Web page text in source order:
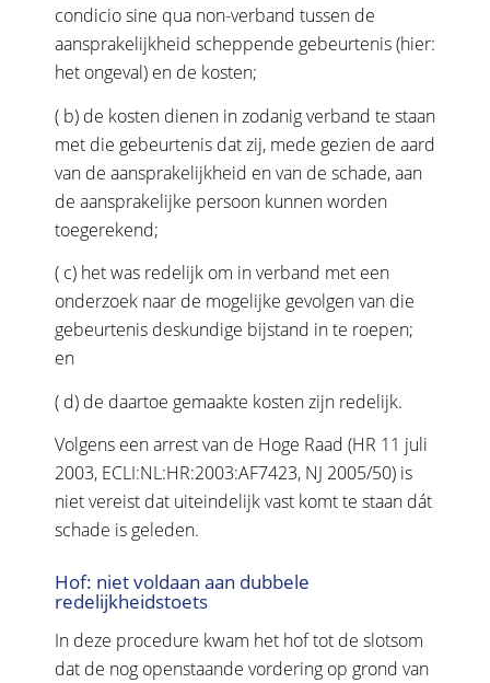
condicio sine qua non-verband tussen de
aansprakelijkheid scheppende gebeurtenis (hier:
het ongeval) en de kosten;
( b) de kosten dienen in zodanig verband te staan
met die gebeurtenis dat zij, mede gezien de aard
van de aansprakelijkheid en van de schade, aan
de aansprakelijke persoon kunnen worden
toegerekend;
( c) het was redelijk om in verband met een
onderzoek naar de mogelijke gevolgen van die
gebeurtenis deskundige bijstand in te roepen;
en
( d) de daartoe gemaakte kosten zijn redelijk.
Volgens een arrest van de Hoge Raad (HR 11 juli
2003, ECLI:NL:HR:2003:AF7423, NJ 2005/50) is
niet vereist dat uiteindelijk vast komt te staan dát
schade is geleden.
Hof: niet voldaan aan dubbele
redelijkheidstoets
In deze procedure kwam het hof tot de slotsom
dat de nog openstaande vordering op grond van